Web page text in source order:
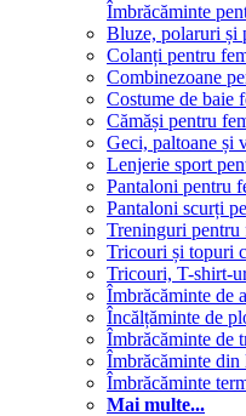
Îmbrăcăminte
Bluze, polaruri și
Colanți pentru
Combinezoane
Costume de baie
Cămăși pentru
Geci, paltoane și
Lenjerie sport
Pantaloni pentru
Pantaloni scurți
Treninguri pentru
Tricouri și topuri
Tricouri, T-shirt-
Îmbrăcăminte de
Încălțăminte de
Îmbrăcăminte de
Îmbrăcăminte din
Îmbrăcăminte
Mai multe...